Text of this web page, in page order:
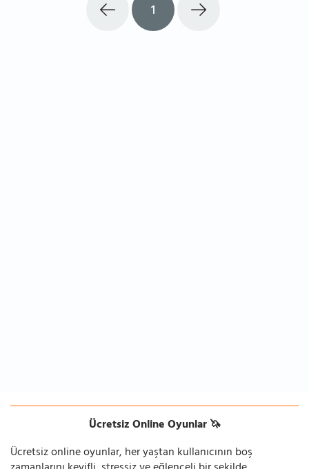
1
Ücretsiz Online Oyunlar 🦄
Ücretsiz online oyunlar, her yaştan kullanıcının boş